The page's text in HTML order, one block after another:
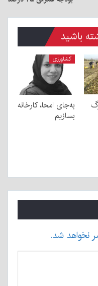
باشید
کشاورزی
به‌جای امحا، کارخانه
بسازیم
نخواهد شد.